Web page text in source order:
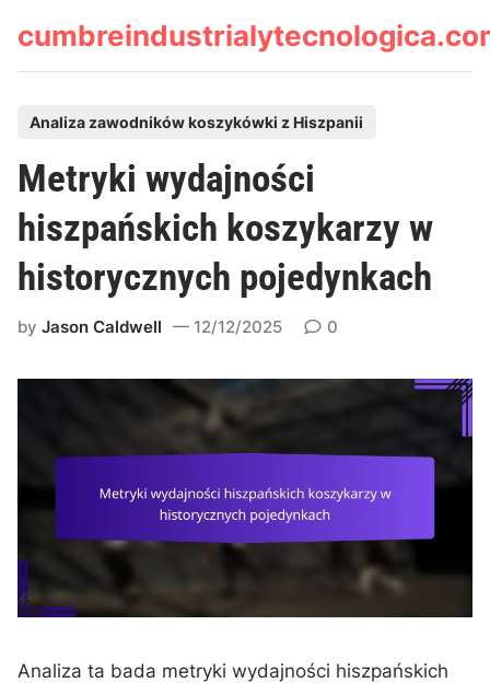
s
t
e
d
n
Analiza zawodników koszykówki z Hiszpanii
Metryki wydajności
hiszpańskich koszykarzy w
historycznych pojedynkach
byJason Caldwell 12/12/2025 0
Analiza ta bada metryki wydajności hiszpańskich